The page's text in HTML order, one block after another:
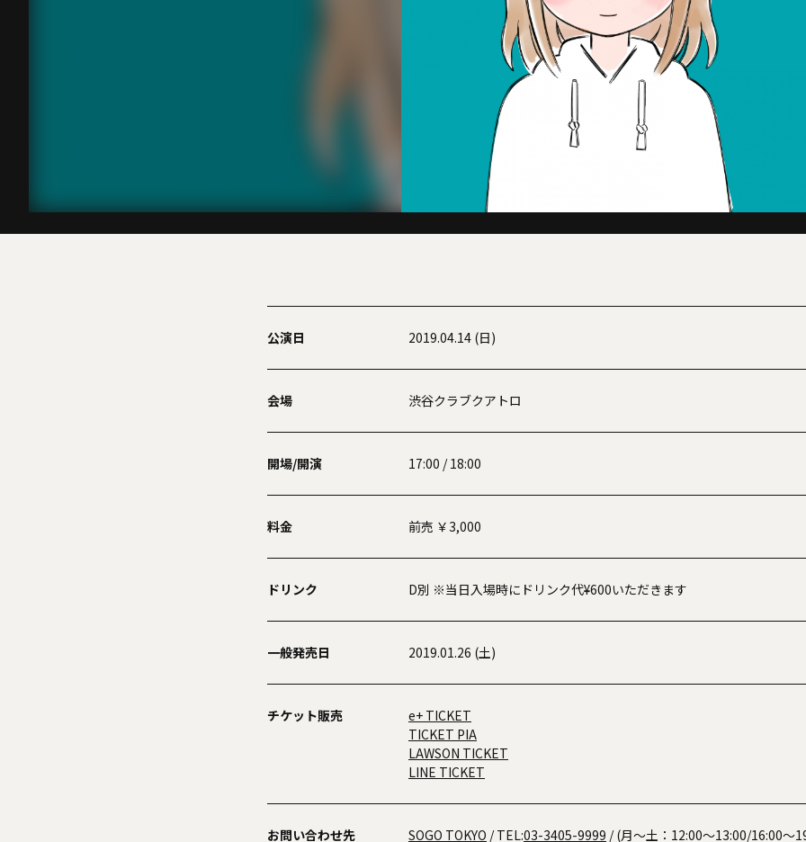
公演日 2019.04.14 (日)
会場 渋谷クラブクアトロ
開場/開演 17:00 / 18:00
料金 前売 ￥3,000
ドリンク D別 ※当日入場時にドリンク代¥600いただきます
一般発売日 2019.01.26 (土)
チケット販売
e+ TICKET
TICKET PIA
LAWSON TICKET
LINE TICKET
お問い合わせ先 SOGO TOKYO / TEL:03-3405-9999 / (月～土：12:00～13:00/16:00～